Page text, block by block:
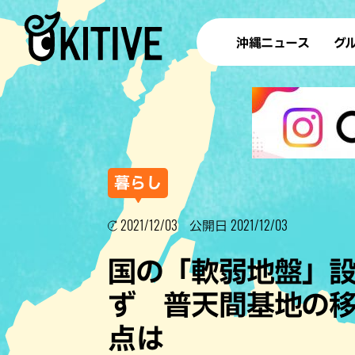
沖縄ニュース グ
ラ
テイ
すし
ステ
その他
暮らし
2021/12/03 公開日 2021/12/03
国の「軟弱地盤」
ず 普天間基地の
点は